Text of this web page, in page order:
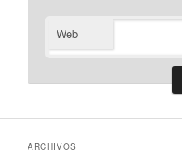
Web
ARCHIVOS